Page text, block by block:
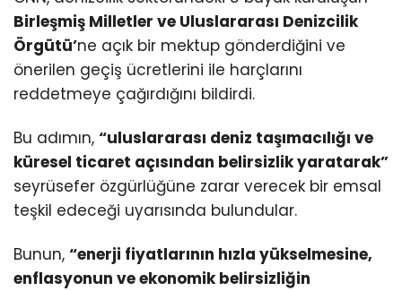
Birleşmiş Milletler ve Uluslararası Denizcilik
Örgütü’ne açık bir mektup gönderdiğini ve
önerilen geçiş ücretlerini ile harçlarını
reddetmeye çağırdığını bildirdi.
Bu adımın, “uluslararası deniz taşımacılığı ve
küresel ticaret açısından belirsizlik yaratarak”
seyrüsefer özgürlüğüne zarar verecek bir emsal
teşkil edeceği uyarısında bulundular.
Bunun, “enerji fiyatlarının hızla yükselmesine,
enflasyonun ve ekonomik belirsizliğin